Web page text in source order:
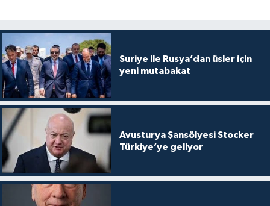
Suriye ile Rusya’dan üsler için
yeni mutabakat
Avusturya Şansölyesi Stocker
Türkiye’ye geliyor